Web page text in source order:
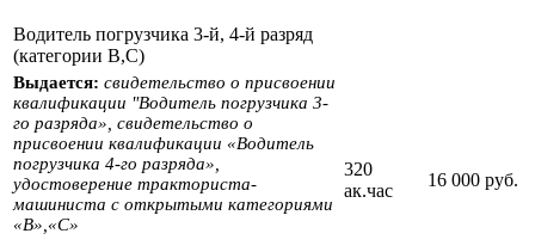
Водитель погрузчика 3-й, 4-й разряд
(категории В,С)
Выдается: свидетельство о присвоении
квалификации "Водитель погрузчика 3-
го разряда», свидетельство о
присвоении квалификации «Водитель
погрузчика 4-го разряда»,
удостоверение тракториста-
машиниста с открытыми категориями
«B»,«С»
320
ак.час
16 000 руб.